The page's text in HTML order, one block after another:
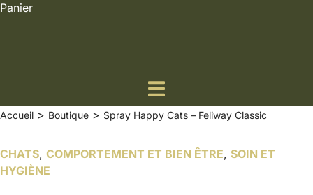
Panier
Accueil > Boutique > Spray Happy Cats – Feliway Classic
CHATS, COMPORTEMENT ET BIEN ÊTRE, SOIN ET
HYGIÈNE